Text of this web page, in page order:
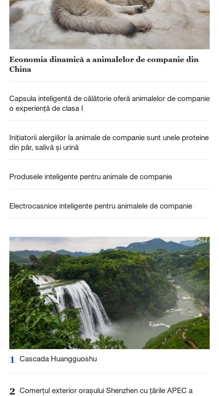
Economia dinamică a animalelor de companie din
China
Capsula inteligentă de călătorie oferă animalelor de companie
o experiență de clasa I
Inițiatorii alergiilor la animale de companie sunt unele proteine
din păr, salivă și urină
Produsele inteligente pentru animale de companie
Electrocasnice inteligente pentru animalele de companie
1 Cascada Huangguoshu
2 Comerțul exterior orașului Shenzhen cu țările APEC a